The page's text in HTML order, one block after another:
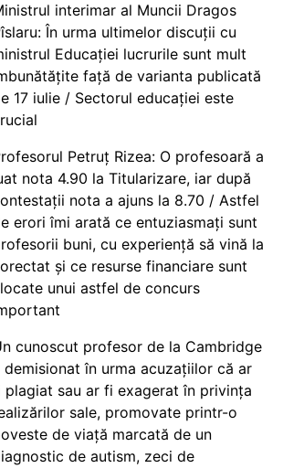
interimar al Muncii Dragos
În urma ultimelor discuții cu
Educației lucrurile sunt mult
față de varianta publicată
17 iulie / Sectorul educației este
Petruț Rizea: O profesoară a
nota 4.90 la Titularizare, iar după
nota a ajuns la 8.70 / Astfel
erori îmi arată ce entuziasmați sunt
buni, cu experiență să vină la
și ce resurse financiare sunt
unui astfel de concurs
cunoscut profesor de la Cambridge
demisionat în urma acuzațiilor că ar
plagiat sau ar fi exagerat în privința
sale, promovate printr-o
de viață marcată de un
de autism, zeci de